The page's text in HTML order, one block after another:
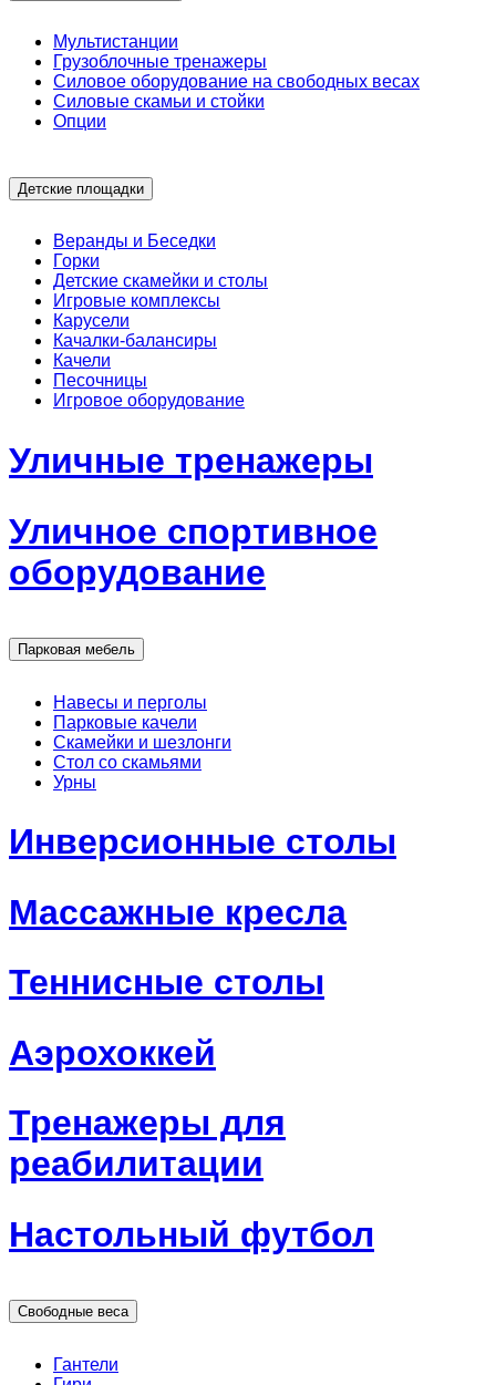
Мультистанции
Грузоблочные тренажеры
Силовое оборудование на свободных весах
Силовые скамьи и стойки
Опции
Детские площадки
Веранды и Беседки
Горки
Детские скамейки и столы
Игровые комплексы
Карусели
Качалки-балансиры
Качели
Песочницы
Игровое оборудование
Уличные тренажеры
Уличное спортивное
оборудование
Парковая мебель
Навесы и перголы
Парковые качели
Скамейки и шезлонги
Стол со скамьями
Урны
Инверсионные столы
Массажные кресла
Теннисные столы
Аэрохоккей
Тренажеры для
реабилитации
Настольный футбол
Свободные веса
Гантели